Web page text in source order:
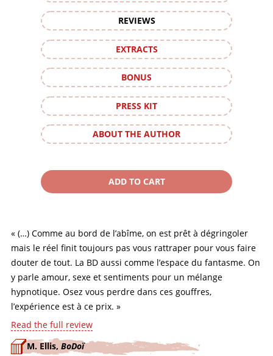
REVIEWS
EXTRACTS
BONUS
PRESS KIT
ABOUT THE AUTHOR
« (…) Comme au bord de l’abîme, on est prêt à dégringoler
mais le réel finit toujours pas vous rattraper pour vous faire
douter de tout. La BD aussi comme l’espace du fantasme. On
y parle amour, sexe et sentiments pour un mélange
hypnotique. Osez vous perdre dans ces gouffres,
l’expérience est à ce prix. »
Read the full review
M. Ellis,BoDoï